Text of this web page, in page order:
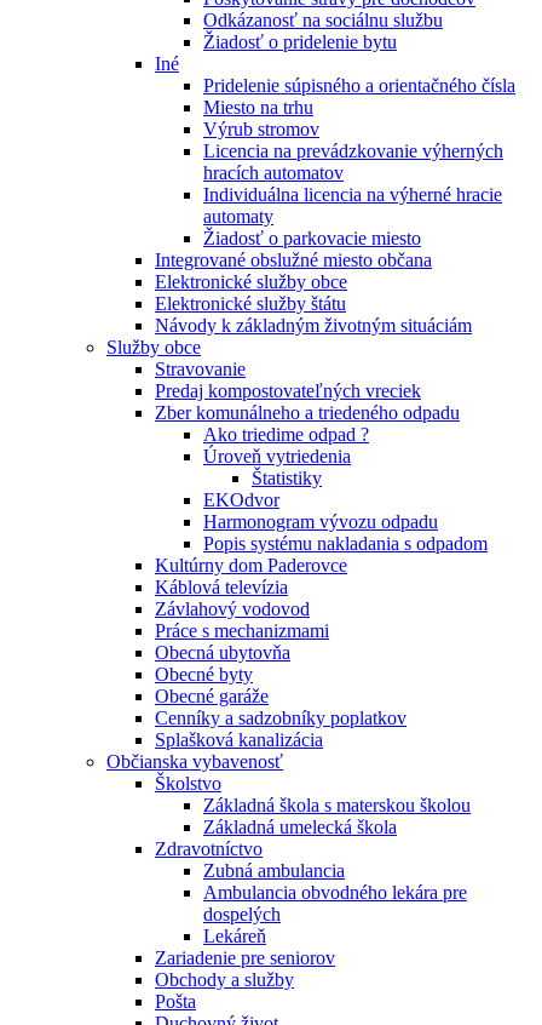
Odkázanosť na sociálnu službu
Žiadosť o pridelenie bytu
Iné
Pridelenie súpisného a orientačného čísla
Miesto na trhu
Výrub stromov
Licencia na prevádzkovanie výherných
hracích automatov
Individuálna licencia na výherné hracie
automaty
Žiadosť o parkovacie miesto
Integrované obslužné miesto občana
Elektronické služby obce
Elektronické služby štátu
Návody k základným životným situáciám
Služby obce
Stravovanie
Predaj kompostovateľných vreciek
Zber komunálneho a triedeného odpadu
Ako triedime odpad ?
Úroveň vytriedenia
Štatistiky
EKOdvor
Harmonogram vývozu odpadu
Popis systému nakladania s odpadom
Kultúrny dom Paderovce
Káblová televízia
Závlahový vodovod
Práce s mechanizmami
Obecná ubytovňa
Obecné byty
Obecné garáže
Cenníky a sadzobníky poplatkov
Splašková kanalizácia
Občianska vybavenosť
Školstvo
Základná škola s materskou školou
Základná umelecká škola
Zdravotníctvo
Zubná ambulancia
Ambulancia obvodného lekára pre
dospelých
Lekáreň
Zariadenie pre seniorov
Obchody a služby
Pošta